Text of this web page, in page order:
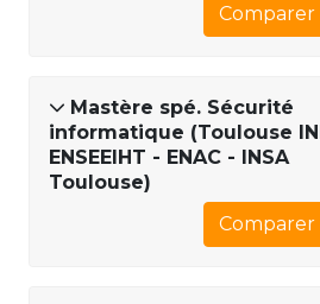
Comparer
Mastère spé. Sécurité
informatique (Toulouse
ENSEEIHT - ENAC - INSA
Toulouse)
Comparer